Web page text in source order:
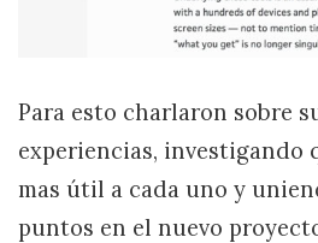
Para esto charlaron sobre
experiencias, investigando
mas útil a cada uno y
puntos en el nuevo